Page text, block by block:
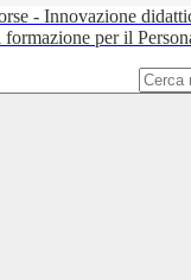
- Innovazione
per il